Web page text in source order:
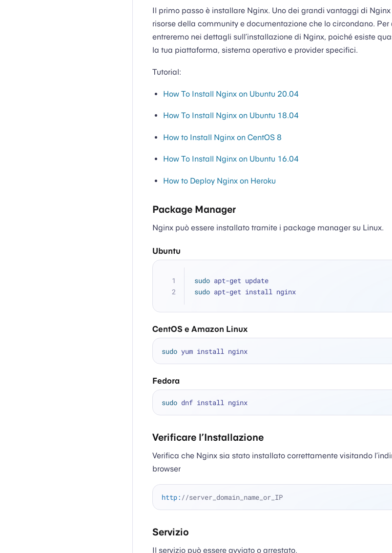
Il primo passo è installare Nginx. Uno dei grandi vantaggi di
risorse della community e documentazione che lo circondano. Per
entreremo nei dettagli sull’installazione di Nginx, poiché esiste
la tua piattaforma, sistema operativo e provider specifici.
Tutorial:
How To Install Nginx on Ubuntu 20.04
How To Install Nginx on Ubuntu 18.04
How to Install Nginx on CentOS 8
How To Install Nginx on Ubuntu 16.04
How to Deploy Nginx on Heroku
Package Manager
Nginx può essere installato tramite i package manager su Linux.
Ubuntu
sudo apt-get update
sudo apt-get install nginx
CentOS e Amazon Linux
sudo yum install nginx
Fedora
sudo dnf install nginx
Verificare l’Installazione
Verifica che Nginx sia stato installato correttamente visitando
browser
http: //server_domain_name_or_IP
Servizio
Il servizio può essere avviato o arrestato.